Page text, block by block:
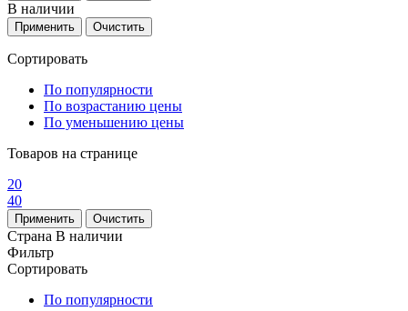
В наличии
Сортировать
По популярности
По возрастанию цены
По уменьшению цены
Товаров на странице
20
40
Страна В наличии
Фильтр
Сортировать
По популярности